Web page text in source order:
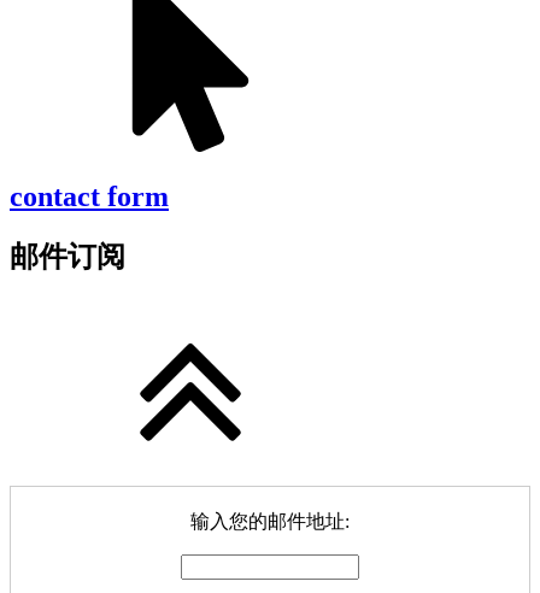
contact form
邮件订阅
输入您的邮件地址: